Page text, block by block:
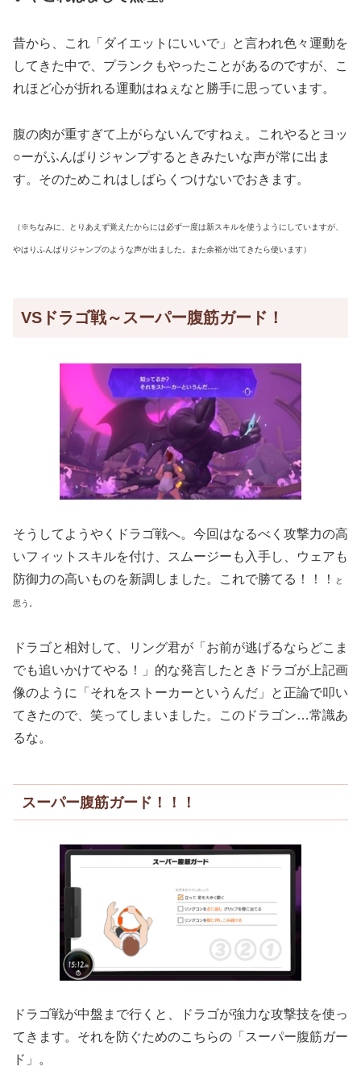
昔から、これ「ダイエットにいいで」と言われ色々運動を
してきた中で、プランクもやったことがあるのですが、こ
れほど心が折れる運動はねぇなと勝手に思っています。
腹の肉が重すぎて上がらないんですねぇ。これやるとヨッ
○ーがふんばりジャンプするときみたいな声が常に出ま
す。そのためこれはしばらくつけないでおきます。
（※ちなみに、とりあえず覚えたからには必ず一度は新スキルを使うようにしていますが、
やはりふんばりジャンプのような声が出ました。また余裕が出てきたら使います）
VSドラゴ戦～スーパー腹筋ガード！
そうしてようやくドラゴ戦へ。今回はなるべく攻撃力の高
いフィットスキルを付け、スムージーも入手し、ウェアも
防御力の高いものを新調しました。これで勝てる！！！
と
思う。
ドラゴと相対して、リング君が「お前が逃げるならどこま
でも追いかけてやる！」的な発言したときドラゴが上記画
像のように「それをストーカーというんだ」と正論で叩い
てきたので、笑ってしまいました。このドラゴン…常識あ
るな。
スーパー腹筋ガード！！！
ドラゴ戦が中盤まで行くと、ドラゴが強力な攻撃技を使っ
てきます。それを防ぐためのこちらの「スーパー腹筋ガー
ド」。